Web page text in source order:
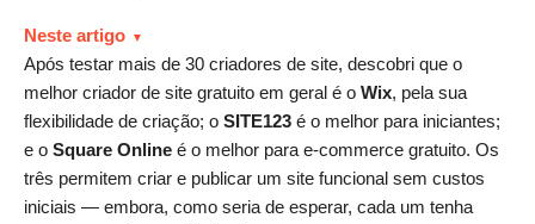
Neste artigo
Após testar mais de 30 criadores de site, descobri que o
melhor criador de site gratuito em geral é o Wix, pela sua
flexibilidade de criação; o SITE123 é o melhor para iniciantes;
e o Square Online é o melhor para e-commerce gratuito. Os
três permitem criar e publicar um site funcional sem custos
iniciais — embora, como seria de esperar, cada um tenha